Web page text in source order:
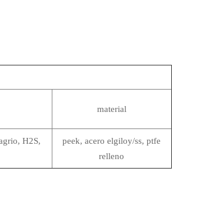
material
H2S,
peek, acero elgiloy/ss, ptfe
relleno